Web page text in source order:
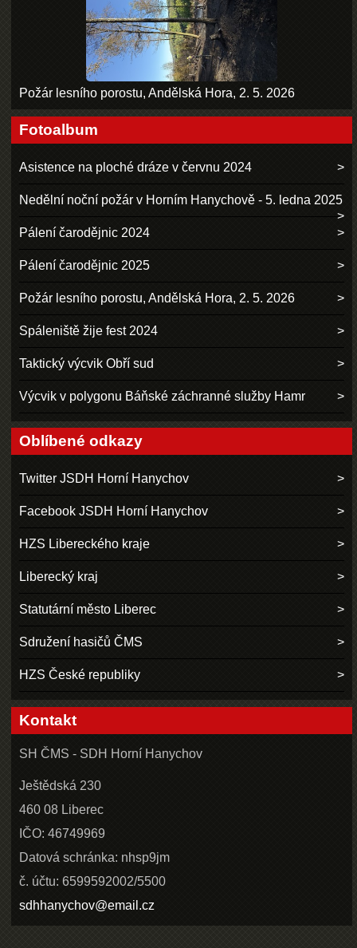
Požár lesního porostu, Andělská Hora, 2. 5. 2026
Fotoalbum
Asistence na ploché dráze v červnu 2024
Nedělní noční požár v Horním Hanychově - 5. ledna 2025
Pálení čarodějnic 2024
Pálení čarodějnic 2025
Požár lesního porostu, Andělská Hora, 2. 5. 2026
Spáleniště žije fest 2024
Taktický výcvik Obří sud
Výcvik v polygonu Báňské záchranné služby Hamr
Oblíbené odkazy
Twitter JSDH Horní Hanychov
Facebook JSDH Horní Hanychov
HZS Libereckého kraje
Liberecký kraj
Statutární město Liberec
Sdružení hasičů ČMS
HZS České republiky
Kontakt
SH ČMS - SDH Horní Hanychov
Ještědská 230
460 08 Liberec
IČO: 46749969
Datová schránka: nhsp9jm
č. účtu: 6599592002/5500
sdhhanychov@email.cz